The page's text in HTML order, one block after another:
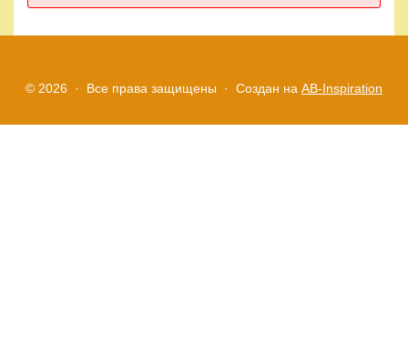
условия
конфиденциальности
© 2026 · Все права защищены · Создан на AB-Inspiration